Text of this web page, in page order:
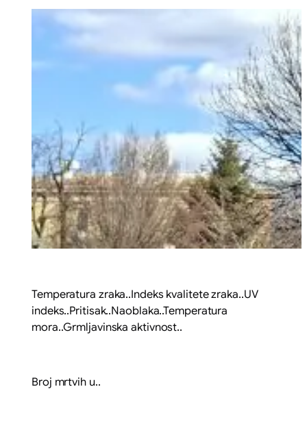
Temperatura zraka..Indeks kvalitete zraka..UV
indeks..Pritisak..Naoblaka..Temperatura
mora..Grmljavinska aktivnost..
Broj mrtvih u..